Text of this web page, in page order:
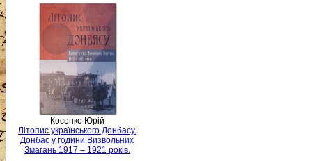
Косенко Юрій
Літопис українського Донбасу.
Донбас у години Визвольних
Змагань 1917 – 1921 років.